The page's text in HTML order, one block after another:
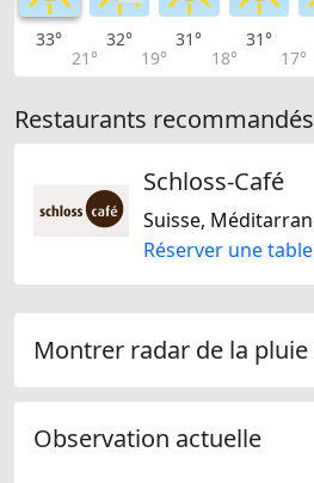
33°
21°
32°
19°
31°
18°
31°
17°
Restaurants recommandés
Schloss-Café
Réserver une table
Montrer radar de la pluie
Observation actuelle